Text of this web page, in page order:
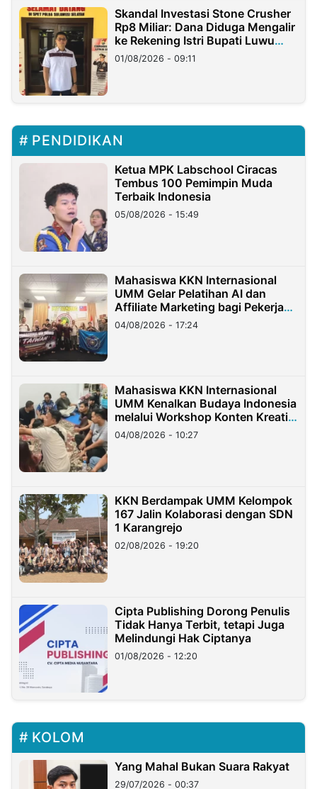
Skandal Investasi Stone Crusher
Rp8 Miliar: Dana Diduga Mengalir
ke Rekening Istri Bupati Luwu
Timur
01/08/2026 - 09:11
PENDIDIKAN
Ketua MPK Labschool Ciracas
Tembus 100 Pemimpin Muda
Terbaik Indonesia
05/08/2026 - 15:49
Mahasiswa KKN Internasional
UMM Gelar Pelatihan AI dan
Affiliate Marketing bagi Pekerja
Migran Indonesia di Taiwan
04/08/2026 - 17:24
Mahasiswa KKN Internasional
UMM Kenalkan Budaya Indonesia
melalui Workshop Konten Kreatif
di Taiwan
04/08/2026 - 10:27
KKN Berdampak UMM Kelompok
167 Jalin Kolaborasi dengan SDN
1 Karangrejo
02/08/2026 - 19:20
Cipta Publishing Dorong Penulis
Tidak Hanya Terbit, tetapi Juga
Melindungi Hak Ciptanya
01/08/2026 - 12:20
KOLOM
Yang Mahal Bukan Suara Rakyat
29/07/2026 - 00:37